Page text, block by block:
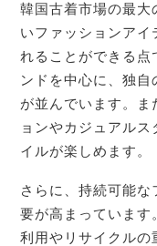
韓国古着市場の最大
いファッションアイ
れることができる点
ンドを中心に、独
が並んでいます。ま
ョンやカジュアル
イルが楽しめます。
さらに、持続可能
要が高まっています
利用やリサイクルの